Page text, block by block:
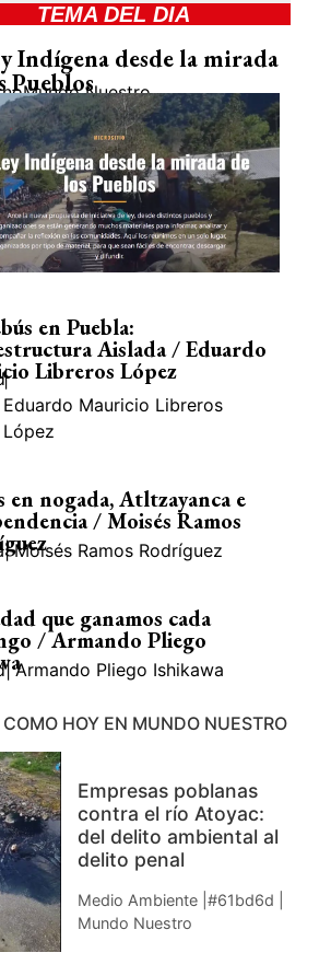
TEMA DEL DIA
Indígena desde la mirada
Pueblos
Mundo Nuestro
en Puebla:
Aislada / Eduardo
Libreros López
|
Eduardo Mauricio Libreros
López
en nogada, Atltzayanca e
/ Moisés Ramos
| Moisés Ramos Rodríguez
que ganamos cada
/ Armando Pliego
| Armando Pliego Ishikawa
HOY EN MUNDO NUESTRO
Empresas poblanas
contra el río Atoyac:
del delito ambiental al
delito penal
Medio Ambiente |#61bd6d |
Mundo Nuestro